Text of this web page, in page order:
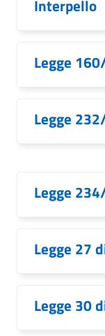
Interpello
Legge
Legge
Legge
Legge 27
Legge 30